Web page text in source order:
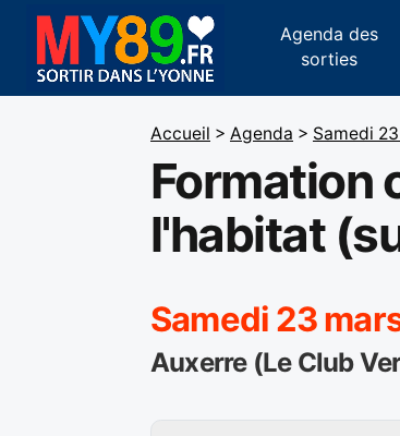
Agenda des
sorties
Accueil > Agenda > Samedi
Formation
l'habitat
Samedi 23
Auxerre (Le Club